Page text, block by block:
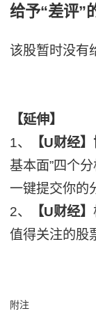
给予“差评”
该股暂时没有
【延伸】
1、
【U财经
基本面”四个
一键提交你的
2、
【U财经】
值得关注的股
附注